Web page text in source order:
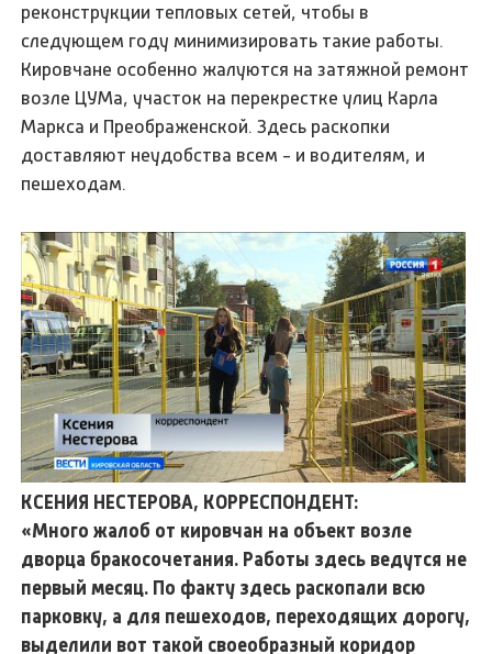
реконструкции тепловых сетей, чтобы в
следующем году минимизировать такие работы.
Кировчане особенно жалуются на затяжной ремонт
возле ЦУМа, участок на перекрестке улиц Карла
Маркса и Преображенской. Здесь раскопки
доставляют неудобства всем - и водителям, и
пешеходам.
КСЕНИЯ НЕСТЕРОВА, КОРРЕСПОНДЕНТ:
«Много жалоб от кировчан на объект возле
дворца бракосочетания. Работы здесь ведутся не
первый месяц. По факту здесь раскопали всю
парковку, а для пешеходов, переходящих дорогу,
выделили вот такой своеобразный коридор